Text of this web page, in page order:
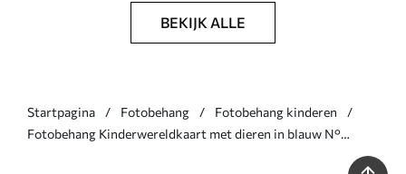
BEKIJK ALLE
Startpagina Fotobehang
Fotobehang kinderen
Fotobehang Kinderwereldkaart met dieren in blauw N°